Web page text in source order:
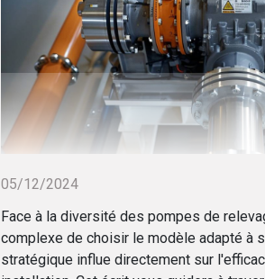
05/12/2024
Face à la diversité des pompes de
complexe de choisir le modèle adapté à
stratégique influe directement sur